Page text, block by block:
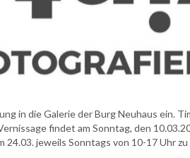
in die Galerie der Burg Neuhaus ein.
findet am Sonntag, den
jeweils Sonntags von 10-17 Uhr zu